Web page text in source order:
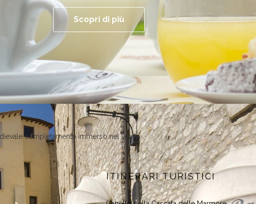
completamente immerso nel verde
Scopri di più
ITINERARI TURISTICI